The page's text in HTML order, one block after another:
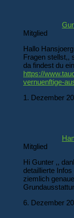
Mitglied
Hallo
Fragen stellst,,
da findest du
https://
vernuenftige-
1. Dezember
Mitglied
Hi Gunter ,,
detaillierte
ziemlich
6. Dezember